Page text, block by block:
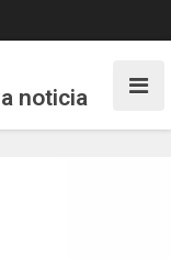
noticia